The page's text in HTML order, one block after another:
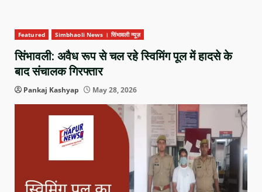
Featured Simbhaoli News । सिंभावली न्यूज़
सिंभावली: अवैध रूप से चल रहे स्विमिंग पूल में हादसे के
बाद संचालक गिरफ्तार
Pankaj Kashyap May 28, 2026